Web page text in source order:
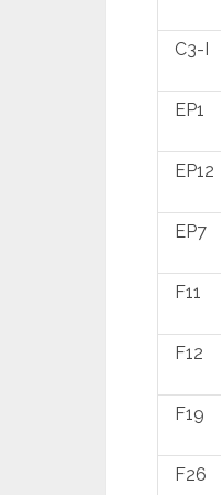
C3-I
EP1
EP12
EP7
F11
F12
F19
F26